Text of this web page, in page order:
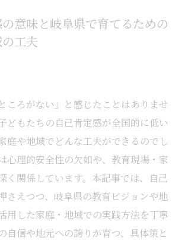
意味と岐阜県で育てるための
工夫
ころがない」と感じたことはありませ
どもたちの自己肯定感が全国的に低い
庭や地域でどんな工夫ができるのでし
心理的安全性の欠如や、教育現場・家
く関係しています。本記事では、自己
さえつつ、岐阜県の教育ビジョンや地
用した家庭・地域での実践方法を丁寧
自信や地元への誇りが育つ、具体策と